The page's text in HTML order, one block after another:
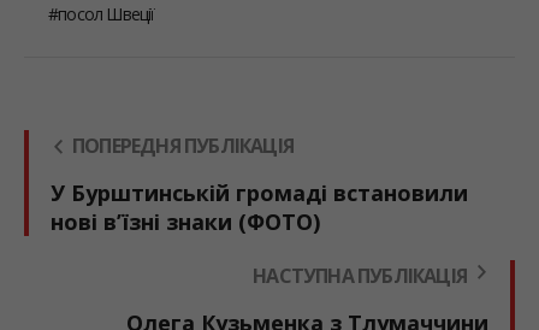
посол Швеції
ПОПЕРЕДНЯ ПУБЛІКАЦІЯ
У Бурштинській громаді встановили
нові в’їзні знаки (ФОТО)
НАСТУПНА ПУБЛІКАЦІЯ
Олега Кузьменка з Тлумаччини